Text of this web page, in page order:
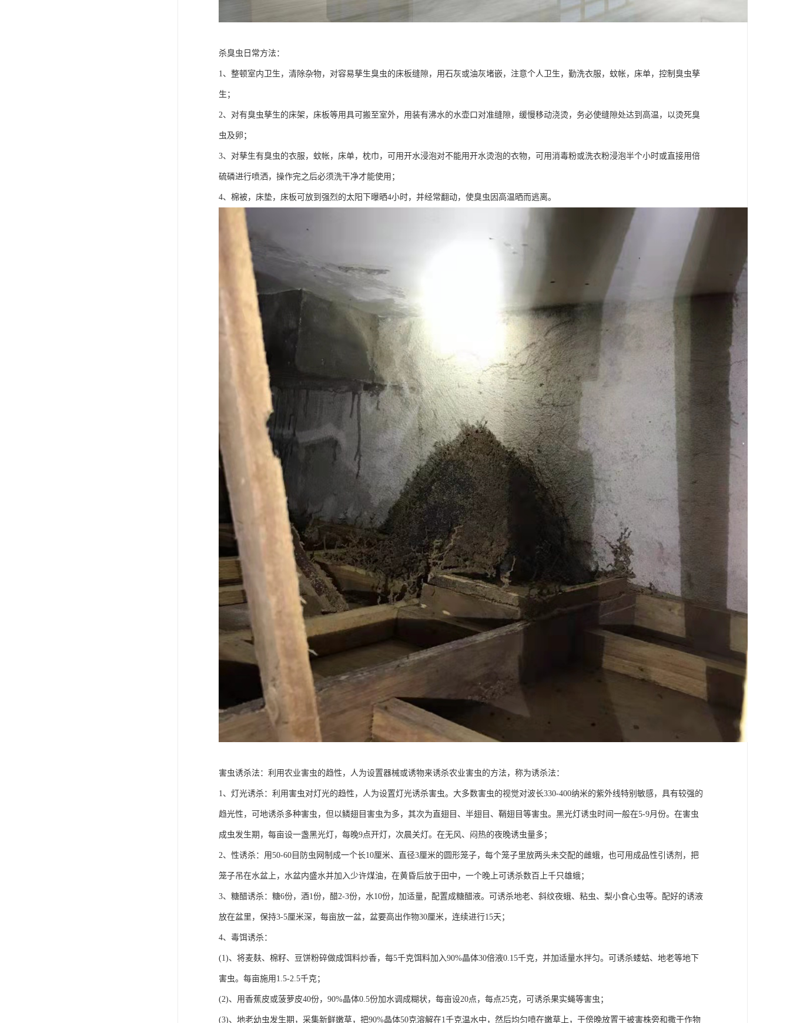
杀臭虫日常方法：
1、整顿室内卫生，清除杂物，对容易孳生臭虫的床板缝隙，用石灰或油灰堵嵌，注意个人卫生，勤洗衣服，蚊帐，床单，控制臭虫孳
生；
2、对有臭虫孳生的床架，床板等用具可搬至室外，用装有沸水的水壶口对准缝隙，缓慢移动浇烫，务必使缝隙处达到高温，以烫死臭
虫及卵；
3、对孳生有臭虫的衣服，蚊帐，床单，枕巾，可用开水浸泡对不能用开水烫泡的衣物，可用消毒粉或洗衣粉浸泡半个小时或直接用倍
硫磷进行喷洒，操作完之后必须洗干净才能使用；
4、棉被，床垫，床板可放到强烈的太阳下曝晒4小时，并经常翻动，使臭虫因高温晒而逃离。
害虫诱杀法：利用农业害虫的趋性，人为设置器械或诱物来诱杀农业害虫的方法，称为诱杀法：
1、灯光诱杀：利用害虫对灯光的趋性，人为设置灯光诱杀害虫。大多数害虫的视觉对波长330-400纳米的紫外线特别敏感，具有较强的
趋光性，可地诱杀多种害虫，但以鳞翅目害虫为多，其次为直翅目、半翅目、鞘翅目等害虫。黑光灯诱虫时间一般在5-9月份。在害虫
成虫发生期，每亩设一盏黑光灯，每晚9点开灯，次晨关灯。在无风、闷热的夜晚诱虫量多；
2、性诱杀：用50-60目防虫网制成一个长10厘米、直径3厘米的圆形笼子，每个笼子里放两头未交配的雌蛾，也可用成品性引诱剂，把
笼子吊在水盆上，水盆内盛水并加入少许煤油，在黄昏后放于田中，一个晚上可诱杀数百上千只雄蛾；
3、糖醋诱杀：糖6份，酒1份，醋2-3份，水10份，加适量，配置成糖醋液。可诱杀地老、斜纹夜蛾、粘虫、梨小食心虫等。配好的诱液
放在盆里，保持3-5厘米深，每亩放一盆，盆要高出作物30厘米，连续进行15天；
4、毒饵诱杀：
(1)、将麦麸、棉籽、豆饼粉碎做成饵料炒香，每5千克饵料加入90%晶体30倍液0.15千克，并加适量水拌匀。可诱杀蝼蛄、地老等地下
害虫。每亩施用1.5-2.5千克；
(2)、用香蕉皮或菠萝皮40份，90%晶体0.5份加水调成糊状，每亩设20点，每点25克，可诱杀果实蝇等害虫；
(3)、地老幼虫发生期，采集新鲜嫩草，把90%晶体50克溶解在1千克温水中，然后均匀喷在嫩草上，于傍晚放置于被害株旁和撒于作物